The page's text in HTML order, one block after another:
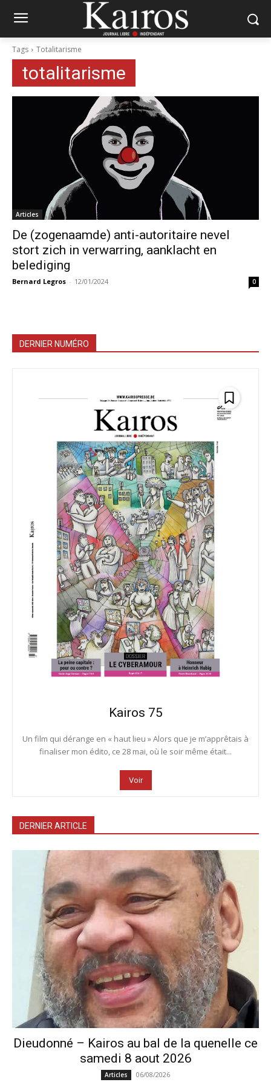
Tags Totalitarisme
totalitarisme
Articles
De (zogenaamde) anti-autoritaire nevel
stort zich in verwarring, aanklacht en
belediging
Bernard Legros - 12/01/2024 0
DERNIER NUMÉRO
Kairos 75
Un film qui dérange en « haut lieu » Alors que je m’apprêtais à
finaliser mon édito, ce 28 mai, où le soir même était...
Voir
DERNIER ARTICLE
Dieudonné – Kairos au bal de la quenelle ce
samedi 8 aout 2026
Articles 06/08/2026